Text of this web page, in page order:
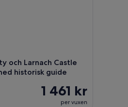
och Larnach Castle
historisk guide
1 461 kr
per vuxen